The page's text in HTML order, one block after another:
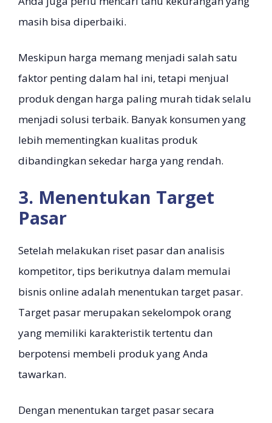
masih bisa diperbaiki.
Meskipun harga memang menjadi salah satu
faktor penting dalam hal ini, tetapi menjual
produk dengan harga paling murah tidak selalu
menjadi solusi terbaik. Banyak konsumen yang
lebih mementingkan kualitas produk
dibandingkan sekedar harga yang rendah.
3. Menentukan Target
Pasar
Setelah melakukan riset pasar dan analisis
kompetitor, tips berikutnya dalam memulai
bisnis online adalah menentukan target pasar.
Target pasar merupakan sekelompok orang
yang memiliki karakteristik tertentu dan
berpotensi membeli produk yang Anda
tawarkan.
Dengan menentukan target pasar secara